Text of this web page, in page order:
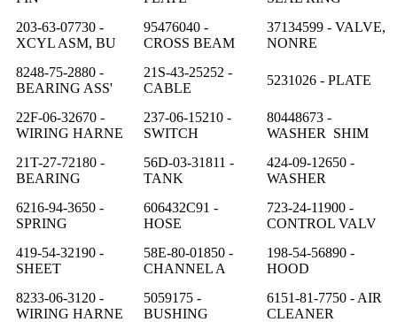
203-63-07730 -
XCYL ASM, BU
95476040 -
CROSS BEAM
37134599 - VALVE,
NONRE
8248-75-2880 -
BEARING ASS'
21S-43-25252 -
CABLE
5231026 - PLATE
22F-06-32670 -
WIRING HARNE
237-06-15210 -
SWITCH
80448673 -
WASHER SHIM
21T-27-72180 -
BEARING
56D-03-31811 -
TANK
424-09-12650 -
WASHER
6216-94-3650 -
SPRING
606432C91 -
HOSE
723-24-11900 -
CONTROL VALV
419-54-32190 -
SHEET
58E-80-01850 -
CHANNEL A
198-54-56890 -
HOOD
8233-06-3120 -
WIRING HARNE
5059175 -
BUSHING
6151-81-7750 - AIR
CLEANER